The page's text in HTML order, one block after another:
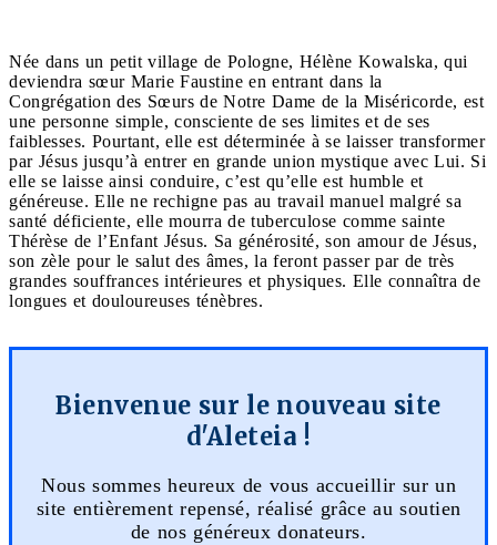
Née dans un petit village de Pologne, Hélène Kowalska, qui
deviendra sœur Marie Faustine en entrant dans la
Congrégation des Sœurs de Notre Dame de la Miséricorde, est
une personne simple, consciente de ses limites et de ses
faiblesses. Pourtant, elle est déterminée à se laisser transformer
par Jésus jusqu’à entrer en grande union mystique avec Lui. Si
elle se laisse ainsi conduire, c’est qu’elle est humble et
généreuse. Elle ne rechigne pas au travail manuel malgré sa
santé déficiente, elle mourra de tuberculose comme sainte
Thérèse de l’Enfant Jésus. Sa générosité, son amour de Jésus,
son zèle pour le salut des âmes, la feront passer par de très
grandes souffrances intérieures et physiques. Elle connaîtra de
longues et douloureuses ténèbres.
Bienvenue sur le nouveau site
d'Aleteia !
Nous sommes heureux de vous accueillir sur un
site entièrement repensé, réalisé grâce au soutien
de nos généreux donateurs.